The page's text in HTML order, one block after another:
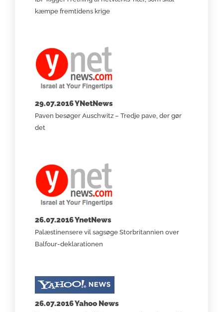
kæmpe fremtidens krige
29.07.2016 YNetNews
Paven besøger Auschwitz – Tredje pave, der gør
det
26.07.2016 YnetNews
Palæstinensere vil sagsøge Storbritannien over
Balfour-deklarationen
26.07.2016 Yahoo News